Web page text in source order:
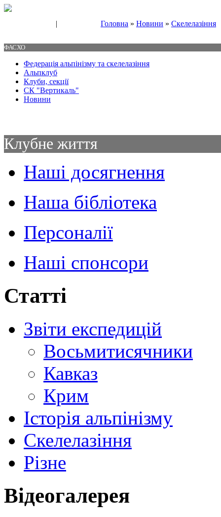
| Головна » Новини » Скелелазіння
ФАСХО
Федерація альпінізму та скелелазіння
Альпклуб
Клуби, секції
СК "Вертикаль"
Новини
Клубне життя
Наші досягнення
Наша бібліотека
Персоналії
Наші спонсори
Статті
Звіти експедицій
Восьмитисячники
Кавказ
Крим
Історія альпінізму
Скелелазіння
Різне
Відеогалерея